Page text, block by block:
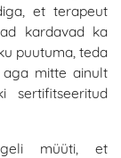
et terapeut
kardavad ka
puutuma, teda
aga mitte ainult
sertifitseeritud
müüti, et